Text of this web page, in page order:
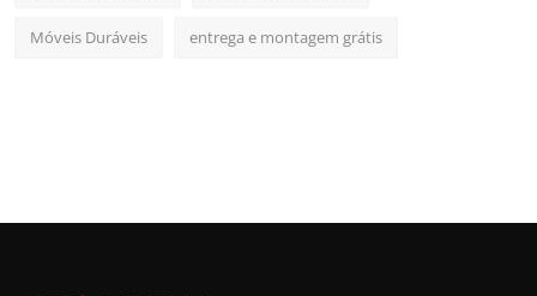
Móveis Duráveis entrega e montagem grátis